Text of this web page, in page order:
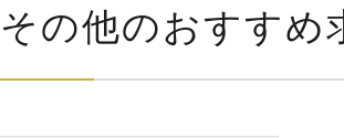
その他のおすすめ